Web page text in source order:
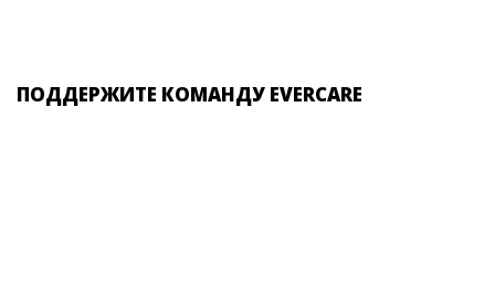
ПОДДЕРЖИТЕ КОМАНДУ EVERCARE